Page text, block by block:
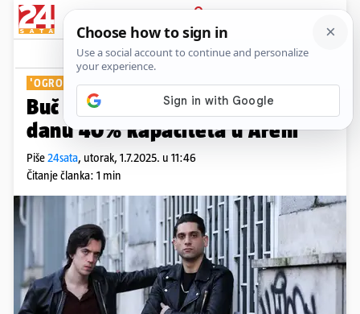
PRIJAVA
Show Komentari
'OGROMAN TRENUTAK'
Buč Kesidi prodali su u jednom
danu 40% kapaciteta u Areni
Piše24sata, utorak, 1.7.2025. u 11:46
Čitanje članka: 1 min